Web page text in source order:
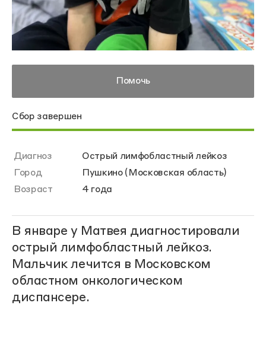
Помочь
Сбор завершен
Диагноз
Острый лимфобластный лейкоз
Город
Пушкино (Московская область)
Возраст
4 года
В январе у Матвея диагностировали
острый лимфобластный лейкоз.
Мальчик лечится в Московском
областном онкологическом
диспансере.